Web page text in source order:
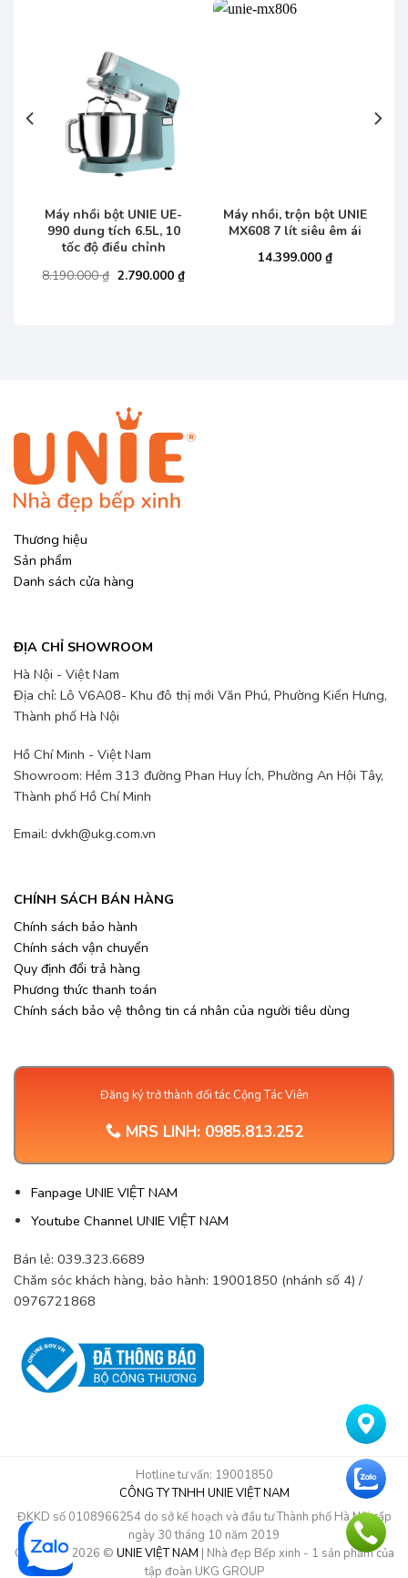
Máy nhồi bột UNIE UE-
990 dung tích 6.5L, 10
tốc độ điều chỉnh
8.190.000₫ Giá
2.790.000 ₫Giá
hiện
Máy nhồi, trộn bột UNIE
MX608 7 lít siêu êm ái
14.399.000 ₫
Thương hiệu
Sản phẩm
Danh sách cửa hàng
ĐỊA CHỈ SHOWROOM
Hà Nội - Việt Nam
Địa chỉ: Lô V6A08- Khu đô thị mới Văn Phú, Phường Kiến Hưng,
Thành phố Hà Nội
Hồ Chí Minh - Việt Nam
Showroom: Hẻm 313 đường Phan Huy Ích, Phường An Hội Tây,
Thành phố Hồ Chí Minh
Email: dvkh@ukg.com.vn
CHÍNH SÁCH BÁN HÀNG
Chính sách bảo hành
Chính sách vận chuyển
Quy định đổi trả hàng
Phương thức thanh toán
Chính sách bảo vệ thông tin cá nhân của người tiêu dùng
Đăng ký trở thành đối tác Cộng Tác Viên
MRS LINH: 0985.813.252
Fanpage UNIE VIỆT NAM
Youtube Channel UNIE VIỆT NAM
Bán lẻ: 039.323.6689
Chăm sóc khách hàng, bảo hành: 19001850 (nhánh số 4) /
0976721868
Hotline tư vấn: 19001850
CÔNG TY TNHH UNIE VIỆT NAM
ĐKKD số 0108966254 do sở kế hoạch và đầu tư Thành phố Hà Nội cấp
ngày 30 tháng 10 năm 2019
Copyright 2026 © UNIE VIỆT NAM | Nhà đẹp Bếp xinh - 1 sản phẩm của
tập đoàn UKG GROUP